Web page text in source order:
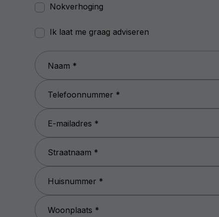
Nokverhoging
Ik laat me graag adviseren
Naam *
Telefoonnummer *
E-mailadres *
Straatnaam *
Huisnummer *
Woonplaats *